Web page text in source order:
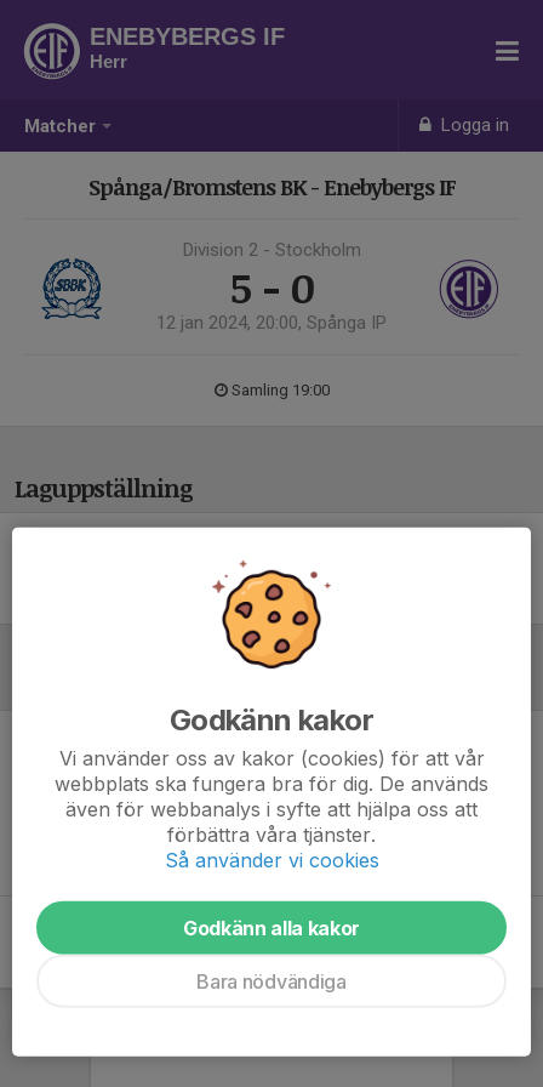
Matcher Logga in
ENEBYBERGS IF
Herr
Spånga/Bromstens BK - Enebybergs IF
Division 2 - Stockholm
5 - 0
12 jan 2024, 20:00, Spånga IP
Samling 19:00
Laguppställning
Ingen uppställning ifylld
Inget referat skrivet
Godkänn kakor
Vi använder oss av kakor (cookies) för att vår
webbplats ska fungera bra för dig. De används
även för webbanalys i syfte att hjälpa oss att
förbättra våra tjänster.
Så använder vi cookies
Godkänn alla kakor
Bara nödvändiga